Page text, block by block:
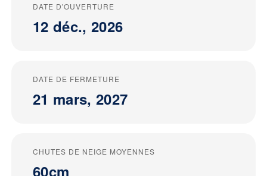
DATE D'OUVERTURE
12 déc., 2026
DATE DE FERMETURE
21 mars, 2027
CHUTES DE NEIGE MOYENNES
60cm